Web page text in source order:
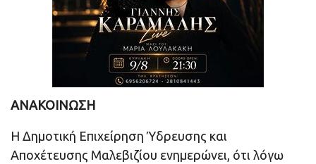
ΑΝΑΚΟΙΝΩΣΗ
Η Δημοτική Επιχείρηση Ύδρευσης και
Αποχέτευσης Μαλεβιζίου ενημερώνει, ότι λόγω